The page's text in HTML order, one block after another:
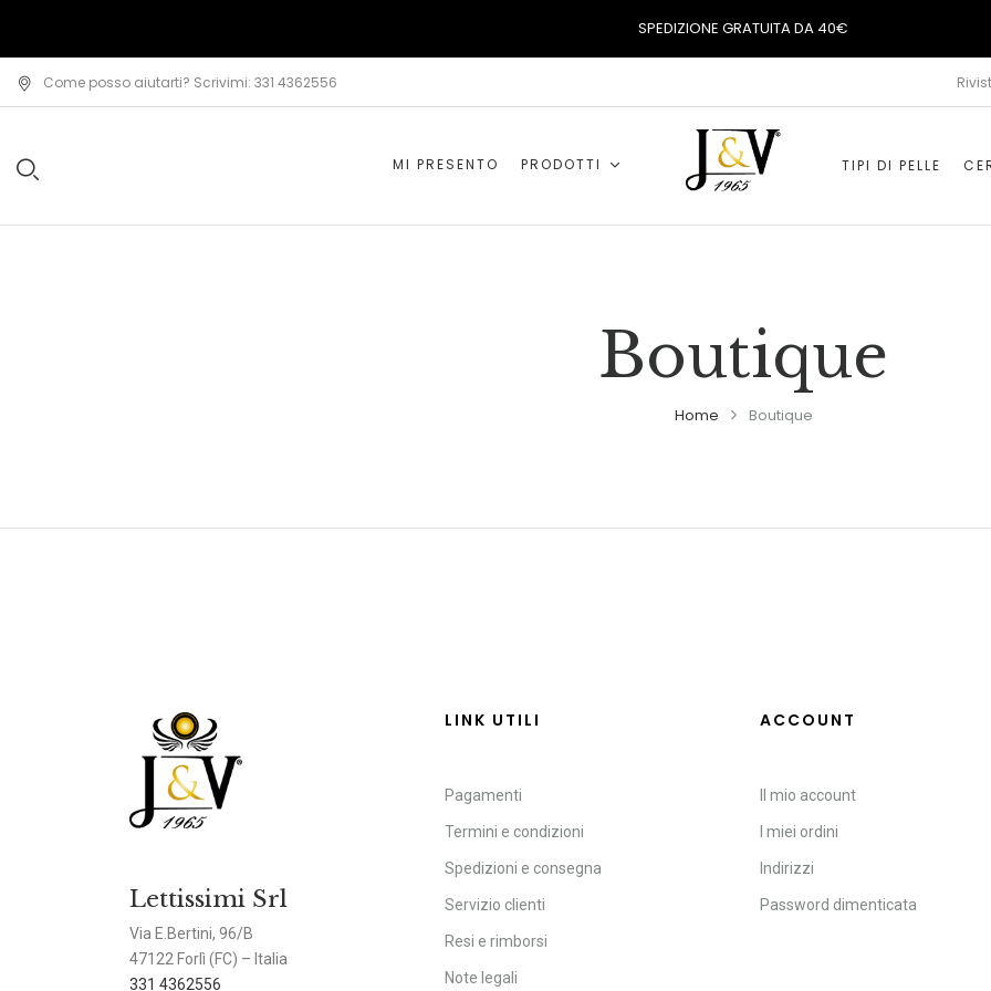
SPEDIZIONE GRATUITA DA 40€
Come posso aiutarti? Scrivimi: 331 4362556
MI PRESENTO PRODOTTI TIPI DI PELLE
Boutique
Home Boutique
Lettissimi Srl
Via E.Bertini, 96/B
47122 Forlì (FC) – Italia
331 4362556
LINK UTILI
Pagamenti
Termini e condizioni
Spedizioni e consegna
Servizio clienti
Resi e rimborsi
Note legali
ACCOUNT
Il mio account
I miei ordini
Indirizzi
Password dimenticata